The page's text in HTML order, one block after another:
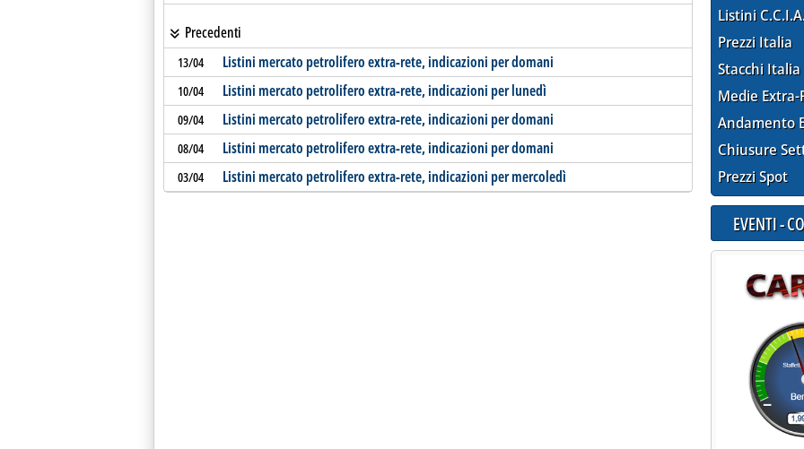
Precedenti
13/04 Listini mercato petrolifero extra-rete, indicazioni per domani
10/04 Listini mercato petrolifero extra-rete, indicazioni per lunedì
09/04 Listini mercato petrolifero extra-rete, indicazioni per domani
08/04 Listini mercato petrolifero extra-rete, indicazioni per domani
03/04 Listini mercato petrolifero extra-rete, indicazioni per mercoledì
Listini
Prezzi Italia
Stacchi Italia
Medie Extra-
Andamento
Chiusure
Prezzi Spot
EVENTI -